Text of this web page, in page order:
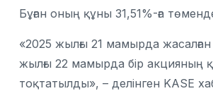
Бұған оның құны 31,51%-ға
«2025 жылғы 21 мамырда
жылғы 22 мамырда бір акцияның
тоқтатылды», – делінген KASE